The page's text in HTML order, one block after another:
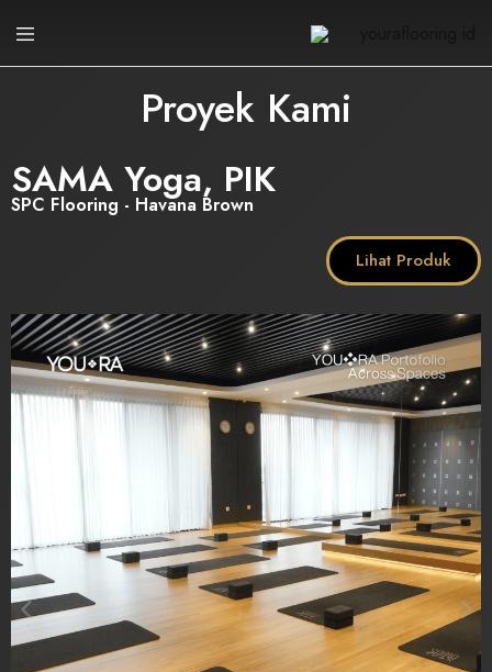
Proyek Kami
SAMA Yoga, PIK
SPC Flooring - Havana Brown
Lihat Produk